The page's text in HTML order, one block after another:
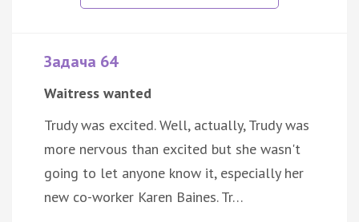
Задача 64
Waitress wanted
Trudy was excited. Well, actually, Trudy was
more nervous than excited but she wasn't
going to let anyone know it, especially her
new co-worker Karen Baines. Tr…